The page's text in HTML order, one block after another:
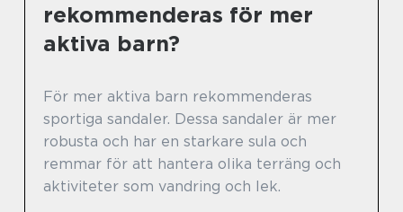
rekommenderas för mer
aktiva barn?
För mer aktiva barn rekommenderas
sportiga sandaler. Dessa sandaler är mer
robusta och har en starkare sula och
remmar för att hantera olika terräng och
aktiviteter som vandring och lek.